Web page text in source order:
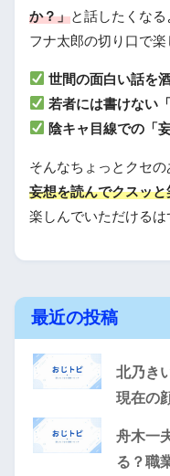
か？」と話したくな
フナ太郎の切り口で楽
世間の面白い話を
若者には書けない
陰キャ目線での「
そんなちょっとクセの
妄想を読んでクスッ
楽しんでいただけるは
最近の投稿
北乃き
現在の
舟木一
る？職